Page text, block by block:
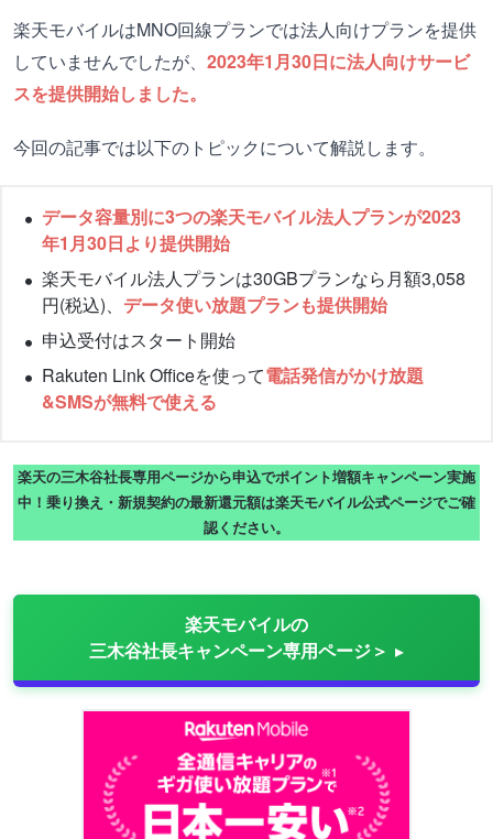
楽天モバイルはMNO回線プランでは法人向けプランを提供
していませんでしたが、 2023年1月30日に法人向けサービ
スを提供開始しました。
今回の記事では以下のトピックについて解説します。
データ容量別に3つの楽天モバイル法人プランが2023
年1月30日より提供開始
楽天モバイル法人プランは30GBプランなら月額3,058
円(税込)、 データ使い放題プランも提供開始
申込受付はスタート開始
Rakuten Link Officeを使って電話発信がかけ放題
&SMSが無料で使える
楽天の三木谷社長専用ページから申込でポイント増額キャンペーン実施
中！乗り換え・新規契約の最新還元額は楽天モバイル公式ページでご確
認ください。
楽天モバイルの
三木谷社長キャンペーン専用ページ＞